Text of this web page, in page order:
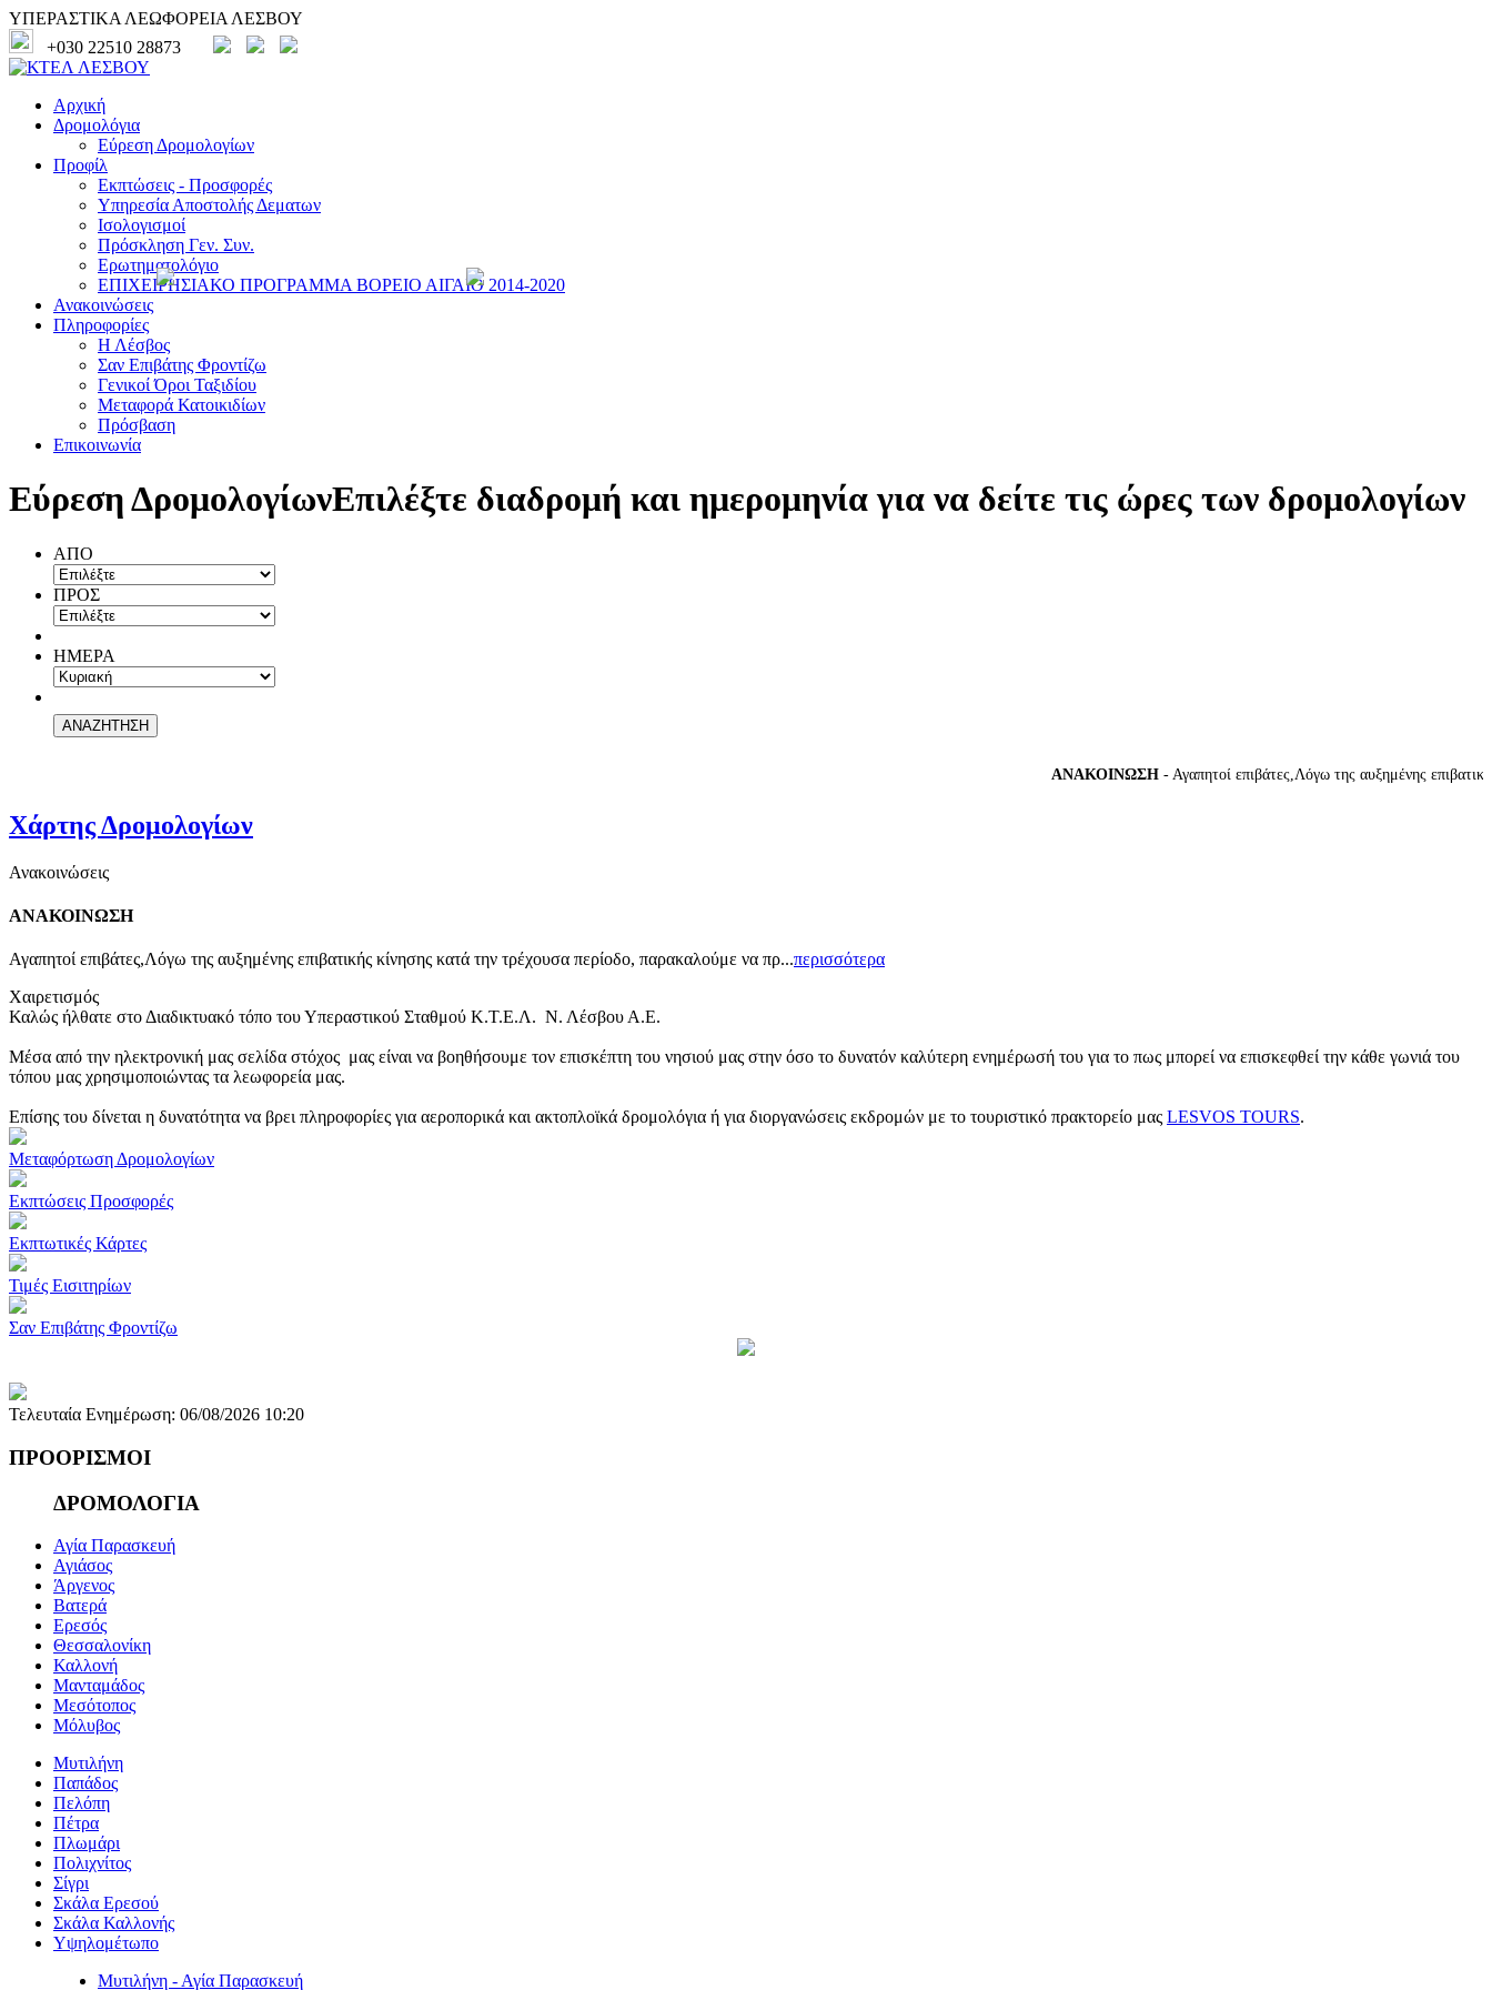
ΥΠΕΡΑΣΤΙΚΑ ΛΕΩΦΟΡΕΙΑ ΛΕΣΒΟΥ
+030 22510 28873
Αρχική
Δρομολόγια
Εύρεση Δρομολογίων
Προφίλ
Εκπτώσεις - Προσφορές
Υπηρεσία Αποστολής Δεματων
Ισολογισμοί
Πρόσκληση Γεν. Συν.
Ερωτηματολόγιο
ΕΠΙΧΕΙΡΗΣΙΑΚΟ ΠΡΟΓΡΑΜΜΑ ΒΟΡΕΙΟ ΑΙΓΑΙΟ 2014-2020
Ανακοινώσεις
Πληροφορίες
Η Λέσβος
Σαν Επιβάτης Φροντίζω
Γενικοί Όροι Ταξιδίου
Μεταφορά Κατοικιδίων
Πρόσβαση
Επικοινωνία
Εύρεση ΔρομολογίωνΕπιλέξτε διαδρομή και ημερομηνία για να δείτε τις ώρες των δρομολογίων
ΑΠΟ
ΠΡΟΣ
ΗΜΕΡΑ
ΑΝΑΚΟΙΝΩΣΗ- Αγαπητοί επιβάτες,Λόγω της αυξημένης επιβατικής
Χάρτης Δρομολογίων
Ανακοινώσεις
ΑΝΑΚΟΙΝΩΣΗ
Αγαπητοί επιβάτες,Λόγω της αυξημένης επιβατικής κίνησης κατά την τρέχουσα περίοδο, παρακαλούμε να πρ...περισσότερα
Χαιρετισμός
Καλώς ήλθατε στο Διαδικτυακό τόπο του Υπεραστικού Σταθμού Κ.Τ.Ε.Λ. Ν. Λέσβου Α.Ε.
Μέσα από την ηλεκτρονική μας σελίδα στόχος μας είναι να βοηθήσουμε τον επισκέπτη του νησιού μας στην όσο το δυνατόν καλύτερη ενημέρωσή του για το πως μπορεί να επισκεφθεί την κάθε γωνιά του
τόπου μας χρησιμοποιώντας τα λεωφορεία μας.
Επίσης του δίνεται η δυνατότητα να βρει πληροφορίες για αεροπορικά και ακτοπλοϊκά δρομολόγια ή για διοργανώσεις εκδρομών με το τουριστικό πρακτορείο μας LESVOS TOURS.
Μεταφόρτωση Δρομολογίων
Εκπτώσεις Προσφορές
Εκπτωτικές Κάρτες
Τιμές Εισιτηρίων
Σαν Επιβάτης Φροντίζω
Τελευταία Ενημέρωση: 06/08/2026 10:20
ΠΡΟΟΡΙΣΜΟΙ
ΔΡΟΜΟΛΟΓΙΑ
Αγία Παρασκευή
Αγιάσος
Άργενος
Βατερά
Ερεσός
Θεσσαλονίκη
Καλλονή
Μανταμάδος
Μεσότοπος
Μόλυβος
Μυτιλήνη
Παπάδος
Πελόπη
Πέτρα
Πλωμάρι
Πολιχνίτος
Σίγρι
Σκάλα Ερεσού
Σκάλα Καλλονής
Υψηλομέτωπο
Μυτιλήνη - Αγία Παρασκευή